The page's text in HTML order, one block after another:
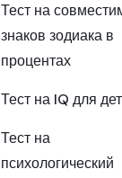
Тест на
знаков зодиака в
процентах
Тест на IQ для
Тест на
психологический